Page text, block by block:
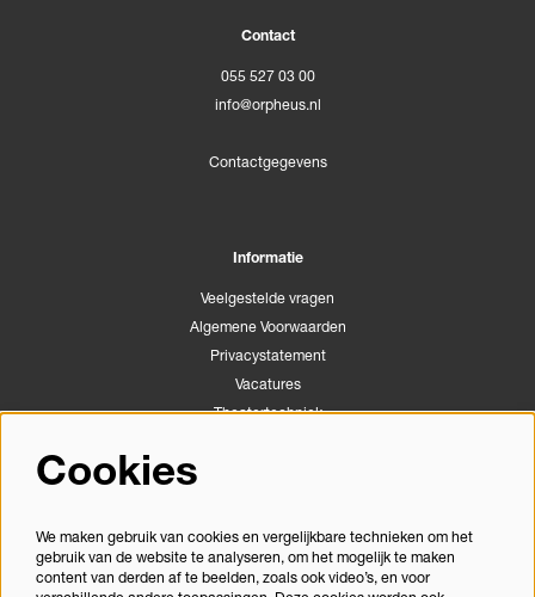
Contact
055 527 03 00
info@orpheus.nl
Contactgegevens
Informatie
Veelgestelde vragen
Algemene Voorwaarden
Privacystatement
Vacatures
Theatertechniek
Congrescentrum Orpheus
Volg ons
Cookies
We maken gebruik van cookies en vergelijkbare technieken om het
gebruik van de website te analyseren, om het mogelijk te maken
content van derden af te beelden, zoals ook video’s, en voor